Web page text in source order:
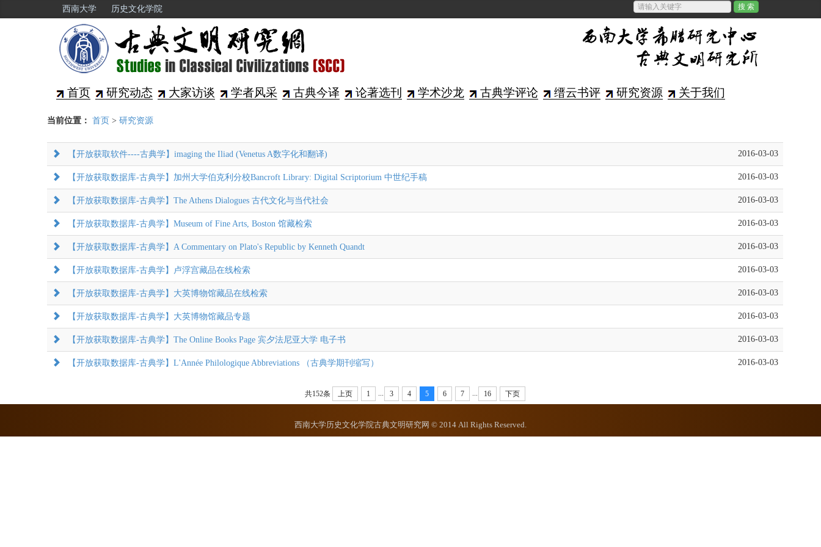
西南大学 历史文化学院
首页 研究动态 大家访谈 学者风采 古典今译 论著选刊 学术沙龙 古典学评论 缙云书评 研究资源 关于我们
当前位置： 首页 > 研究资源
【开放获取软件----古典学】imaging the Iliad (Venetus A数字化和翻译) 2016-03-03
【开放获取数据库-古典学】加州大学伯克利分校Bancroft Library: Digital Scriptorium 中世纪手稿 2016-03-03
【开放获取数据库-古典学】The Athens Dialogues 古代文化与当代社会 2016-03-03
【开放获取数据库-古典学】Museum of Fine Arts, Boston 馆藏检索 2016-03-03
【开放获取数据库-古典学】A Commentary on Plato's Republic by Kenneth Quandt 2016-03-03
【开放获取数据库-古典学】卢浮宫藏品在线检索 2016-03-03
【开放获取数据库-古典学】大英博物馆藏品在线检索 2016-03-03
【开放获取数据库-古典学】大英博物馆藏品专题 2016-03-03
【开放获取数据库-古典学】The Online Books Page 宾夕法尼亚大学 电子书 2016-03-03
【开放获取数据库-古典学】L'Année Philologique Abbreviations （古典学期刊缩写） 2016-03-03
共152条 上页 1 3 4 5 6 7 16 下页
西南大学历史文化学院古典文明研究网 © 2014 All Rights Reserved.